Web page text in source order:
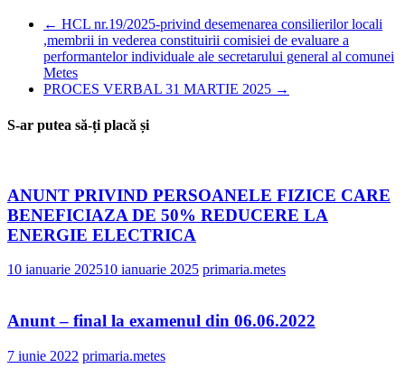
← HCL nr.19/2025-privind desemenarea consilierilor locali
,membrii in vederea constituirii comisiei de evaluare a
performantelor individuale ale secretarului general al comunei
Metes
PROCES VERBAL 31 MARTIE 2025 →
S-ar putea să-ți placă și
ANUNT PRIVIND PERSOANELE FIZICE CARE
BENEFICIAZA DE 50% REDUCERE LA
ENERGIE ELECTRICA
10 ianuarie 202510 ianuarie 2025 primaria.metes
Anunt – final la examenul din 06.06.2022
7 iunie 2022 primaria.metes